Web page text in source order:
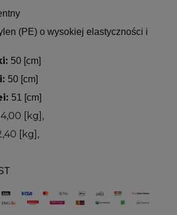
(PE) o wysokiej elastyczności i
50 [cm]
50 [cm]
51 [cm]
[kg],
[kg],